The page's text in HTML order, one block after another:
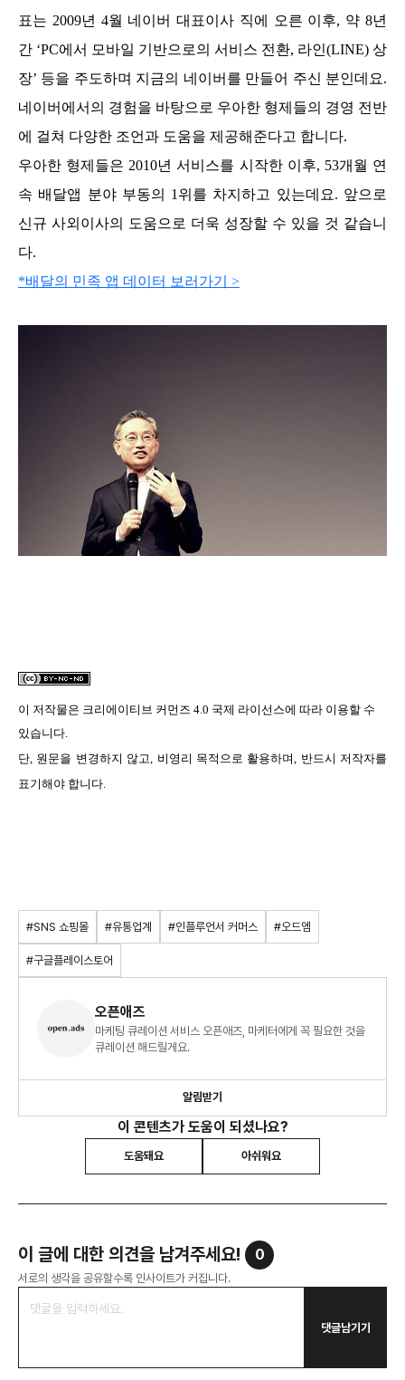
표는 2009년 4월 네이버 대표이사 직에 오른 이후, 약 8년
간 ‘PC에서 모바일 기반으로의 서비스 전환, 라인(LINE) 상
장’ 등을 주도하며 지금의 네이버를 만들어 주신 분인데요.
네이버에서의 경험을 바탕으로 우아한 형제들의 경영 전반
에 걸쳐 다양한 조언과 도움을 제공해준다고 합니다.
우아한 형제들은 2010년 서비스를 시작한 이후, 53개월 연
속 배달앱 분야 부동의 1위를 차지하고 있는데요. 앞으로
신규 사외이사의 도움으로 더욱 성장할 수 있을 것 같습니
다.
*배달의 민족 앱 데이터 보러가기 >
이 저작물은 크리에이티브 커먼즈 4.0 국제 라이선스에 따라 이용할 수
있습니다.
단, 원문을 변경하지 않고, 비영리 목적으로 활용하며, 반드시 저작자를
표기해야 합니다.
#SNS 쇼핑몰 #유통업계 #인플루언서 커머스 #오드엠
#구글플레이스토어
오픈애즈
마케팅 큐레이션 서비스 오픈애즈, 마케터에게 꼭 필요한 것을
큐레이션 해드릴게요.
알림받기
이 콘텐츠가 도움이 되셨나요?
도움돼요 아쉬워요
이 글에 대한 의견을 남겨주세요! 0
서로의 생각을 공유할수록 인사이트가 커집니다.
댓글남기기